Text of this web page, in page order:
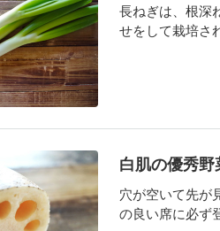
長ねぎは、根深
せをして栽培さ
白肌の優秀野
穴が空いて先が
の良い席に必ず